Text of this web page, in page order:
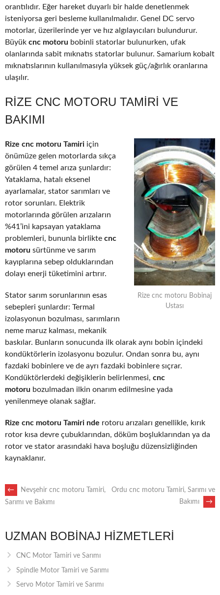
orantılıdır. Eğer hareket duyarlı bir halde denetlenmek
isteniyorsa geri besleme kullanılmalıdır. Genel DC servo
motorlar, üzerilerinde yer ve hız algılayıcıları bulundurur.
Büyük cnc motoru bobinli statorlar bulunurken, ufak
olanlarında sabit mıknatıs statorlar bulunur. Samarium kobalt
mıknatıslarının kullanılmasıyla yüksek güç/ağırlık oranlarına
ulaşılır.
RIZE CNC MOTORU TAMIRI VE
BAKIMI
Rize cnc motoru Bobinaj
Ustası
Rize cnc motoru Tamiri için
önümüze gelen motorlarda sıkça
görülen 4 temel arıza şunlardır:
Yataklama, hatalı eksenel
ayarlamalar, stator sarımları ve
rotor sorunları. Elektrik
motorlarında görülen arızaların
%41’ini kapsayan yataklama
problemleri, bununla birlikte cnc
motoru sürtünme ve sarım
kayıplarına sebep olduklarından
dolayı enerji tüketimini artırır.
Stator sarım sorunlarının esas
sebepleri şunlardır: Termal
izolasyonun bozulması, sarımların
neme maruz kalması, mekanik
baskılar. Bunların sonucunda ilk olarak aynı bobin içindeki
kondüktörlerin izolasyonu bozulur. Ondan sonra bu, aynı
fazdaki bobinlere ve de ayrı fazdaki bobinlere sıçrar.
Kondüktörlerdeki değişiklerin belirlenmesi, cnc
motoru bozulmadan ilkin onarım edilmesine yada
yenilenmeye olanak sağlar.
Rize cnc motoru Tamiri nde rotoru arızaları genellikle, kırık
rotor kısa devre çubuklarından, döküm boşluklarından ya da
rotor ve stator arasındaki hava boşluğu düzensizliğinden
kaynaklanır.
POST
←
Nevşehir cnc motoru Tamiri,
Sarımı ve Bakımı
Ordu cnc motoru Tamiri, Sarımı ve
Bakımı
→
UZMAN BOBINAJ HIZMETLERI
CNC Motor Tamiri ve Sarımı
Spindle Motor Tamiri ve Sarımı
Servo Motor Tamiri ve Sarımı